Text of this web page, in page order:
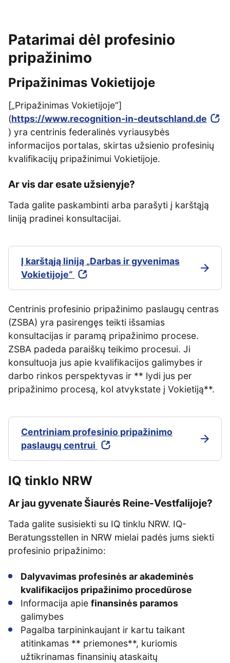
Patarimai dėl profesinio
pripažinimo
Pripažinimas Vokietijoje
[„Pripažinimas Vokietijoje“]
(https://www.recognition-in-deutschland.de
) yra centrinis federalinės vyriausybės
informacijos portalas, skirtas užsienio profesinių
kvalifikacijų pripažinimui Vokietijoje.
Ar vis dar esate užsienyje?
Tada galite paskambinti arba parašyti į karštąją
liniją pradinei konsultacijai.
Į karštąją liniją „Darbas ir gyvenimas
Vokietijoje“
Centrinis profesinio pripažinimo paslaugų centras
(ZSBA) yra pasirengęs teikti išsamias
konsultacijas ir paramą pripažinimo procese.
ZSBA padeda paraiškų teikimo procesui. Ji
konsultuoja jus apie kvalifikacijos galimybes ir
darbo rinkos perspektyvas ir ** lydi jus per
pripažinimo procesą, kol atvykstate į Vokietiją**.
Centriniam profesinio pripažinimo
paslaugų centrui
IQ tinklo NRW
Ar jau gyvenate Šiaurės Reine-Vestfalijoje?
Tada galite susisiekti su IQ tinklu NRW. IQ-
Beratungsstellen in NRW mielai padės jums siekti
profesinio pripažinimo:
Dalyvavimas profesinės ar akademinės
kvalifikacijos pripažinimo procedūrose
Informacija apie finansinės paramos
galimybes
Pagalba tarpininkaujant ir kartu taikant
atitinkamas ** priemones**, kuriomis
užtikrinamas finansinių ataskaitų